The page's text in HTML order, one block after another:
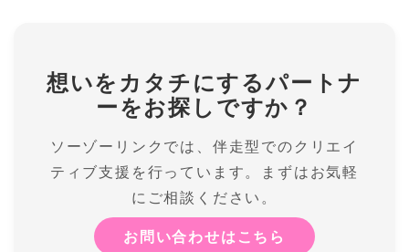
想いをカタチにするパートナ
ーをお探しですか？
ソーゾーリンクでは、伴走型でのクリエイ
ティブ支援を行っています。まずはお気軽
にご相談ください。
お問い合わせはこちら